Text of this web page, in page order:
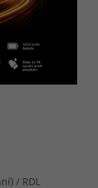
/ RDL